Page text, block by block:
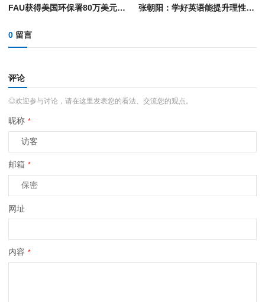
FAU获得美国环保署80万美元拨款，用于开发3D打印+AI驱动技术对抗藻类水华 张朝阳：学好英语能提升理性思维 AI无法取代新闻网站因人类要看的是视角
0 留言
评论
◎欢迎参与讨论，请在这里发表您的看法、交流您的观点。
昵称 *
邮箱 *
网址
内容 *